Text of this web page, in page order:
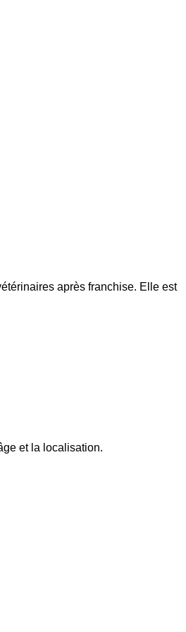
après franchise. Elle est
et la localisation.